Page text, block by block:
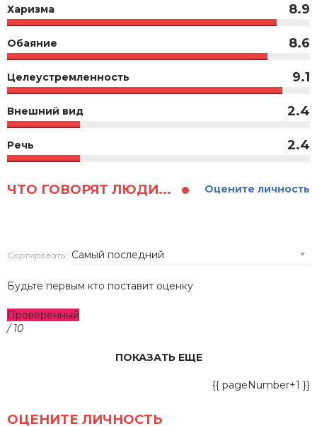
Харизма 8.9
Обаяние 8.6
Целеустремленность 9.1
Внешний вид 2.4
Речь 2.4
ЧТО ГОВОРЯТ ЛЮДИ... Оцените личность
Сортировать:
Будьте первым кто поставит оценку
Проверенный
/ 10
ПОКАЗАТЬ ЕЩЕ
{{ pageNumber+1 }}
ОЦЕНИТЕ ЛИЧНОСТЬ